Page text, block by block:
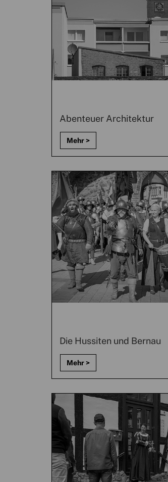
Abenteuer Architektur
Die Hussiten und Bernau